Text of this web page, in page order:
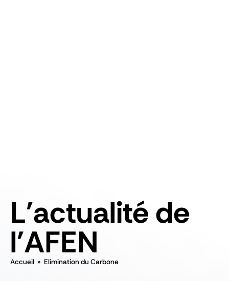
L'actualité de
l'AFEN
Accueil » Elimination du Carbone